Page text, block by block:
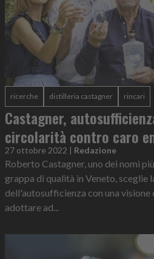
ricerche distilleria castagner rincari
Castagner,
circolarità contro caro
27 ottobre 2022 | Redazione
Roberto Castagner, uno dei nomi
grappa di qualità in Veneto, sceglie
dell'autosufficienza con una visione
adottare ad...